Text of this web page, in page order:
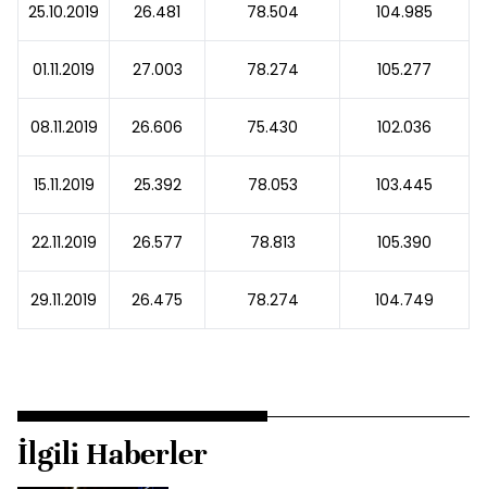
25.10.2019 26.481 78.504 104.985
01.11.2019 27.003 78.274 105.277
08.11.2019 26.606 75.430 102.036
15.11.2019 25.392 78.053 103.445
22.11.2019 26.577 78.813 105.390
29.11.2019 26.475 78.274 104.749
İlgili Haberler